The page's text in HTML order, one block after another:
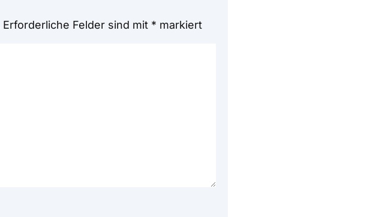
Erforderliche Felder sind mit * markiert